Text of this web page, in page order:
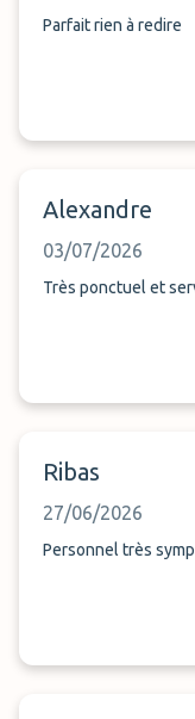
Parfait rien à redire
Alexandre
03/07/2026
Très ponctuel et
Ribas
27/06/2026
Personnel très